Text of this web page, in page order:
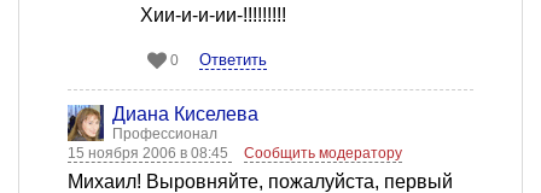
Хии-и-и-ии-!!!!!!!!!
0 Ответить
Диана Киселева
Профессионал
15 ноября 2006 в 08:45
Сообщить модератору
Михаил! Выровняйте, пожалуйста, первый